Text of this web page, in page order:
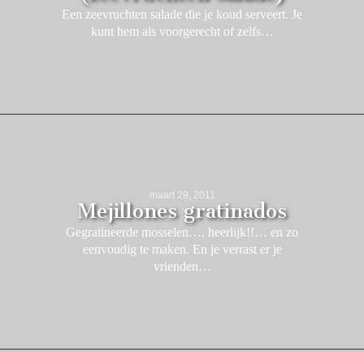
Een zeevruchten salade die je koud serveert. Je
kunt hem als voorgerecht of zelfs…
maart 29, 2011
Mejillones gratinados
Gegratineerde mosselen…. heerlijk!!… en zo
eenvoudig te maken. En je verrast er je
vrienden…